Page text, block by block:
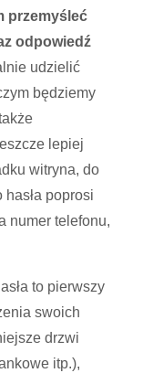
przemyśleć
odpowiedź
udzielić
będziemy
lepiej
witryna, do
hasła poprosi
numer telefonu,
to pierwszy
swoich
drzwi
itp.),